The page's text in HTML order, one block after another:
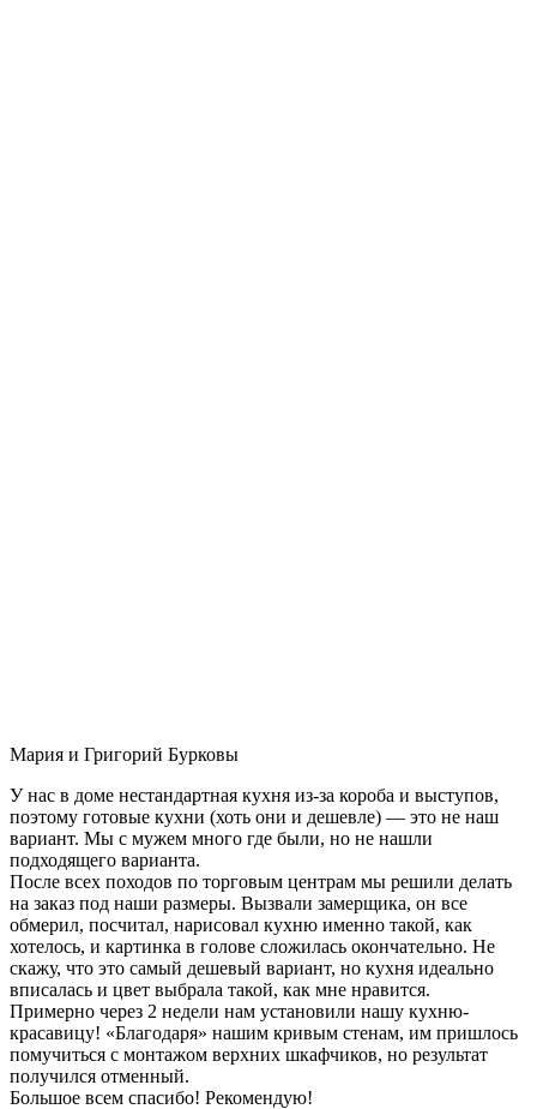
Мария и Григорий Бурковы
У нас в доме нестандартная кухня из-за короба и выступов,
поэтому готовые кухни (хоть они и дешевле) — это не наш
вариант. Мы с мужем много где были, но не нашли
подходящего варианта.
После всех походов по торговым центрам мы решили делать
на заказ под наши размеры. Вызвали замерщика, он все
обмерил, посчитал, нарисовал кухню именно такой, как
хотелось, и картинка в голове сложилась окончательно. Не
скажу, что это самый дешевый вариант, но кухня идеально
вписалась и цвет выбрала такой, как мне нравится.
Примерно через 2 недели нам установили нашу кухню-
красавицу! «Благодаря» нашим кривым стенам, им пришлось
помучиться с монтажом верхних шкафчиков, но результат
получился отменный.
Большое всем спасибо! Рекомендую!